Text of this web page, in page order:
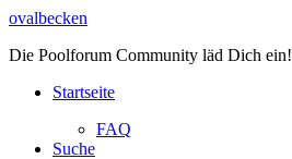
ovalbecken
Die Poolforum Community läd Dich ein!
Startseite
FAQ
Suche